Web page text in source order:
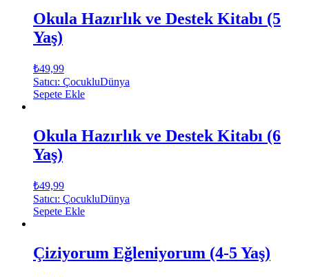
Okula Hazırlık ve Destek Kitabı (5
Yaş)
₺49,99
Satıcı: ÇocukluDünya
Sepete Ekle
Okula Hazırlık ve Destek Kitabı (6
Yaş)
₺49,99
Satıcı: ÇocukluDünya
Sepete Ekle
Çiziyorum Eğleniyorum (4-5 Yaş)